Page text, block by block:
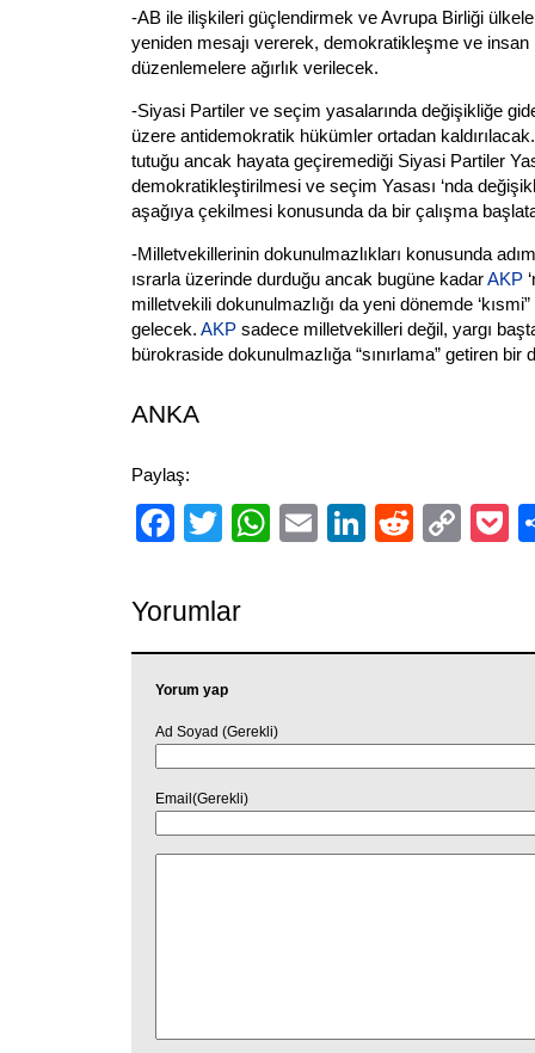
-AB ile ilişkileri güçlendirmek ve Avrupa Birliği
yeniden mesajı vererek, demokratikleşme ve insan
düzenlemelere ağırlık verilecek.
-Siyasi Partiler ve seçim yasalarında değişikliğe
üzere antidemokratik hükümler ortadan
tutuğu ancak hayata geçiremediği Siyasi Partiler
demokratikleştirilmesi ve seçim Yasası ‘nda
aşağıya çekilmesi konusunda da bir çalışma
-Milletvekillerinin dokunulmazlıkları konusunda
ısrarla üzerinde durduğu ancak bugüne kadarAKP
milletvekili dokunulmazlığı da yeni dönemde
gelecek. AKP sadece milletvekilleri değil, yargı
bürokraside dokunulmazlığa “sınırlama” getiren bir
ANKA
Paylaş:
Facebook
TwitterWhatsApp
EmailLinkedIn
Reddit
Yorumlar
Yorum yap
Ad Soyad (Gerekli)
Email(Gerekli)